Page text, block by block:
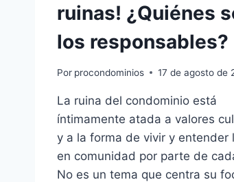
ruinas! ¿Quiénes
los responsables?
Por procondominios 17 de agosto de
La ruina del condominio está
íntimamente atada a valores
y a la forma de vivir y entender
en comunidad por parte de
No es un tema que centra su